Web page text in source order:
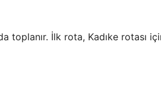
toplanır. İlk rota, Kadıke rotası